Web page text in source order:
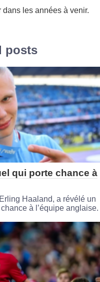
les années à venir.
posts
qui porte chance à
Haaland, a révélé un
à l’équipe anglaise.